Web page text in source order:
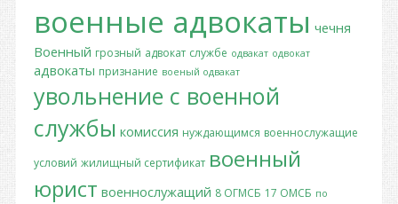
военные адвокаты чечня
Военный грозный адвокат службе одвакат одвокат
адвокаты признание военый одвакат
увольнение с военной
службы комиссия нуждающимся военнослужащие
условий жилищный сертификат военный
юрист военнослужащий 8 ОГМСБ 17 ОМСБ по